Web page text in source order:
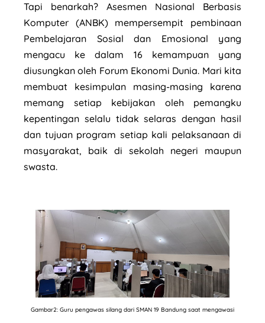
Tapi benarkah? Asesmen Nasional Berbasis
Komputer (ANBK) mempersempit pembinaan
Pembelajaran Sosial dan Emosional yang
mengacu ke dalam 16 kemampuan yang
diusungkan oleh Forum Ekonomi Dunia. Mari kita
membuat kesimpulan masing-masing karena
memang setiap kebijakan oleh pemangku
kepentingan selalu tidak selaras dengan hasil
dan tujuan program setiap kali pelaksanaan di
masyarakat, baik di sekolah negeri maupun
swasta.
Gambar2: Guru pengawas silang dari SMAN 19 Bandung saat mengawasi